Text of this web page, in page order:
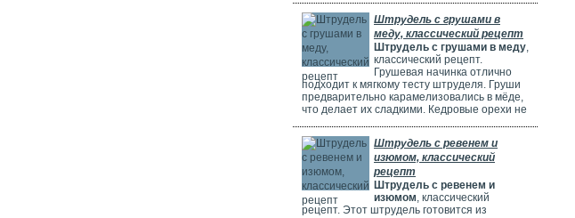
полезен, потому что в нем много витаминов,
минералов и веществ, которые защищают
клетки. Он богат витаминами A, C, E и K,
содержит кальций, который важен для зубов
и костей. И пищевые волокна, которые
Штрудель с грушами в
меду, классический рецепт
Штрудель с грушами в меду,
классический рецепт.
Грушевая начинка отлично
подходит к мягкому тесту штруделя. Груши
предварительно карамелизовались в мёде,
что делает их сладкими. Кедровые орехи не
Ну вот теперь можете приготовить вкусный
рецепт штруделя.Штрудель с ревенем и
изюмом, классический
рецепт
Штрудель с ревенем и
изюмом, классический
рецепт. Этот штрудель готовится из